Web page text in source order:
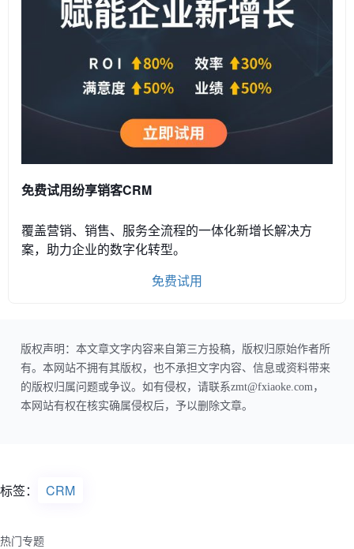
免费试用纷享销客CRM
覆盖营销、销售、服务全流程的一体化新增长解决方
案，助力企业的数字化转型。
免费试用
版权声明：本文章文字内容来自第三方投稿，版权归原始作者所
有。本网站不拥有其版权，也不承担文字内容、信息或资料带来
的版权归属问题或争议。如有侵权，请联系zmt@fxiaoke.com，
本网站有权在核实确属侵权后，予以删除文章。
标签： CRM
热门专题